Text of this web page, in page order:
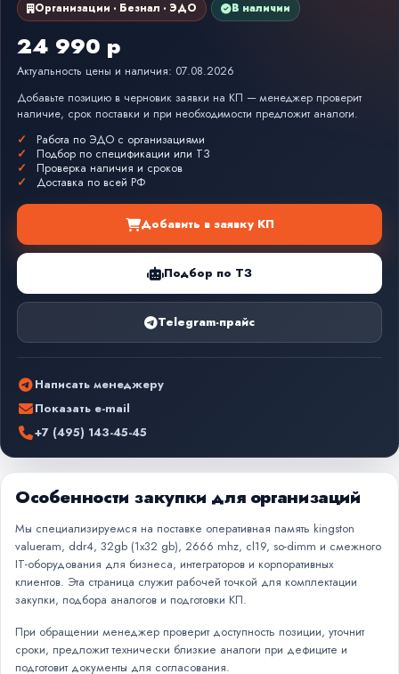
Организации · Безнал · ЭДО В наличии
24 990 р
Актуальность цены и наличия: 07.08.2026
Добавьте позицию в черновик заявки на КП — менеджер проверит
наличие, срок поставки и при необходимости предложит аналоги.
Работа по ЭДО с организациями
Подбор по спецификации или ТЗ
Проверка наличия и сроков
Доставка по всей РФ
Добавить в заявку КП
Подбор по ТЗ
Telegram-прайс
Написать менеджеру
Показать e-mail
+7 (495) 143-45-45
Особенности закупки для организаций
Мы специализируемся на поставке оперативная память kingston
valueram, ddr4, 32gb (1x32 gb), 2666 mhz, cl19, so-dimm и смежного
IT-оборудования для бизнеса, интеграторов и корпоративных
клиентов. Эта страница служит рабочей точкой для комплектации
закупки, подбора аналогов и подготовки КП.
При обращении менеджер проверит доступность позиции, уточнит
сроки, предложит технически близкие аналоги при дефиците и
подготовит документы для согласования.